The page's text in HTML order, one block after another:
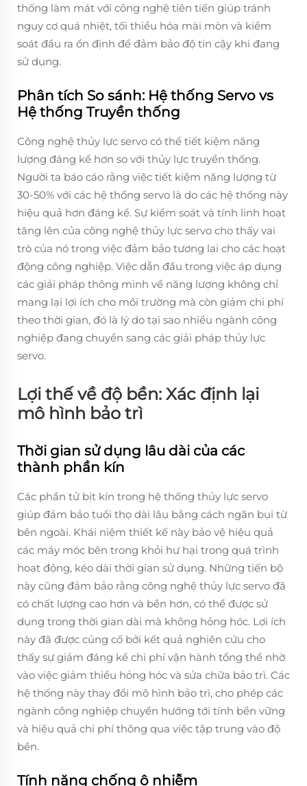
thống làm mát với công nghệ tiên tiến giúp tránh
nguy cơ quá nhiệt, tối thiểu hóa mài mòn và kiểm
soát đầu ra ổn định để đảm bảo độ tin cậy khi đang
sử dụng.
Phân tích So sánh: Hệ thống Servo vs
Hệ thống Truyền thống
Công nghệ thủy lực servo có thể tiết kiệm năng
lượng đáng kể hơn so với thủy lực truyền thống.
Người ta báo cáo rằng việc tiết kiệm năng lượng từ
30-50% với các hệ thống servo là do các hệ thống này
hiệu quả hơn đáng kể. Sự kiểm soát và tính linh hoạt
tăng lên của công nghệ thủy lực servo cho thấy vai
trò của nó trong việc đảm bảo tương lai cho các hoạt
động công nghiệp. Việc dẫn đầu trong việc áp dụng
các giải pháp thông minh về năng lượng không chỉ
mang lại lợi ích cho môi trường mà còn giảm chi phí
theo thời gian, đó là lý do tại sao nhiều ngành công
nghiệp đang chuyển sang các giải pháp thủy lực
servo.
Lợi thế về độ bền: Xác định lại
mô hình bảo trì
Thời gian sử dụng lâu dài của các
thành phần kín
Các phần tử bịt kín trong hệ thống thủy lực servo
giúp đảm bảo tuổi thọ dài lâu bằng cách ngăn bụi từ
bên ngoài. Khái niệm thiết kế này bảo vệ hiệu quả
các máy móc bên trong khỏi hư hại trong quá trình
hoạt động, kéo dài thời gian sử dụng. Những tiến bộ
này cũng đảm bảo rằng công nghệ thủy lực servo đã
có chất lượng cao hơn và bền hơn, có thể được sử
dụng trong thời gian dài mà không hỏng hóc. Lợi ích
này đã được củng cố bởi kết quả nghiên cứu cho
thấy sự giảm đáng kể chi phí vận hành tổng thể nhờ
vào việc giảm thiểu hỏng hóc và sửa chữa bảo trì. Các
hệ thống này thay đổi mô hình bảo trì, cho phép các
ngành công nghiệp chuyển hướng tới tính bền vững
và hiệu quả chi phí thông qua việc tập trung vào độ
bền.
Tính năng chống ô nhiễm